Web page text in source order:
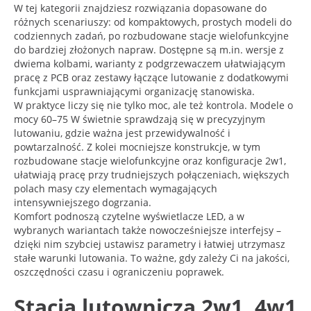
W tej kategorii znajdziesz rozwiązania dopasowane do
różnych scenariuszy: od kompaktowych, prostych modeli do
codziennych zadań, po rozbudowane stacje wielofunkcyjne
do bardziej złożonych napraw. Dostępne są m.in. wersje z
dwiema kolbami, warianty z podgrzewaczem ułatwiającym
pracę z PCB oraz zestawy łączące lutowanie z dodatkowymi
funkcjami usprawniającymi organizację stanowiska.
W praktyce liczy się nie tylko moc, ale też kontrola. Modele o
mocy 60–75 W świetnie sprawdzają się w precyzyjnym
lutowaniu, gdzie ważna jest przewidywalność i
powtarzalność. Z kolei mocniejsze konstrukcje, w tym
rozbudowane stacje wielofunkcyjne oraz konfiguracje 2w1,
ułatwiają pracę przy trudniejszych połączeniach, większych
polach masy czy elementach wymagających
intensywniejszego dogrzania.
Komfort podnoszą czytelne wyświetlacze LED, a w
wybranych wariantach także nowocześniejsze interfejsy –
dzięki nim szybciej ustawisz parametry i łatwiej utrzymasz
stałe warunki lutowania. To ważne, gdy zależy Ci na jakości,
oszczędności czasu i ograniczeniu poprawek.